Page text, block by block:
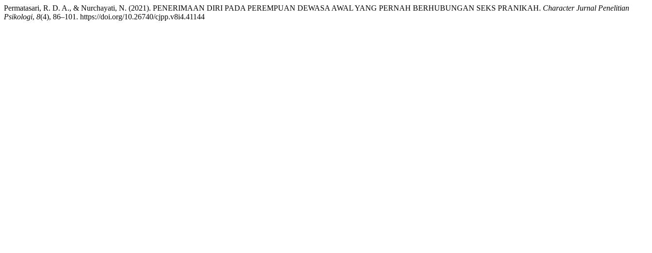
Permatasari, R. D. A., & Nurchayati, N. (2021). PENERIMAAN DIRI PADA PEREMPUAN DEWASA AWAL YANG PERNAH BERHUBUNGAN SEKS PRANIKAH. Character Jurnal Penelitian
Psikologi, 8(4), 86–101. https://doi.org/10.26740/cjpp.v8i4.41144